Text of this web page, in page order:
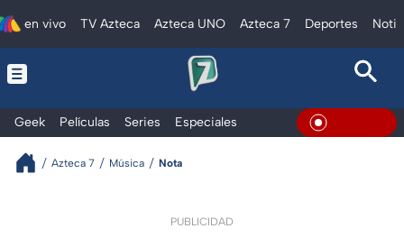
en vivo TV Azteca Azteca UNO Azteca 7 Deportes
Geek Películas Series Especiales
Azteca 7 Música Nota
PUBLICIDAD